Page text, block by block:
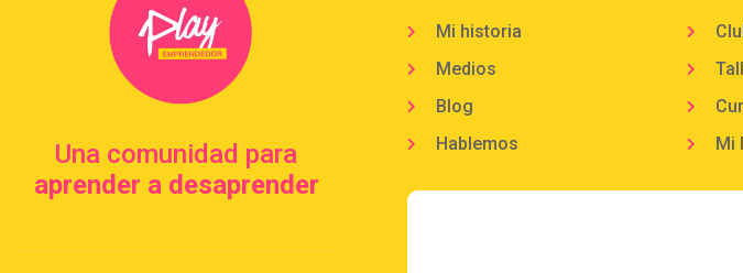
Una comunidad para
aprender a desaprender
Mi historia
Medios
Blog
Hablemos
Mi